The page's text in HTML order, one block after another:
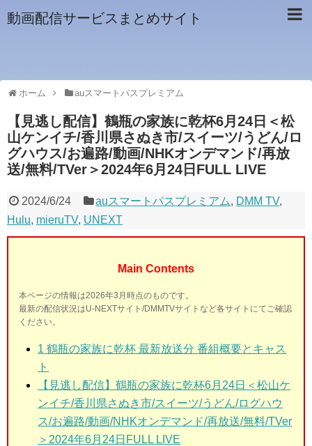
動画配信サービスまとめサイト
ホーム auスマートパスプレミアム
【見逃し配信】鶴瓶の家族に乾杯6月24日＜松
山ケンイチ/香川県さぬき市/スイーツ/うどん/ロ
グハウス/お遍路/動画/NHKオンデマンド/再放
送/無料/TVer＞2024年6月24日FULL LIVE
2024/6/24 auスマートパスプレミアム, DMM TV,
Hulu, mieruTV, UNEXT
Main Contents
本ページの情報は2026年3月時点のものです。
最新の配信状況はU-NEXTサイト/DMMTVサイトなど各サイトにてご確認
ください。
1 鶴瓶の家族に乾杯 最新放送分 番組概要とキャス
ト
【見逃し配信】鶴瓶の家族に乾杯6月24日＜松山ケ
ンイチ/香川県さぬき市/スイーツ/うどん/ログハウ
ス/お遍路/動画/NHKオンデマンド/再放送/無料/TVer
＞2024年6月24日FULL LIVE